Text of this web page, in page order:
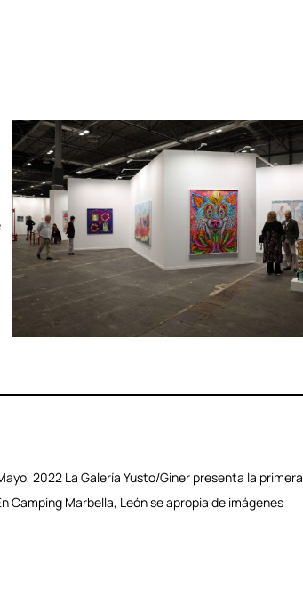
2022 La Galería Yusto/Giner presenta la primera
Camping Marbella, León se apropia de imágenes